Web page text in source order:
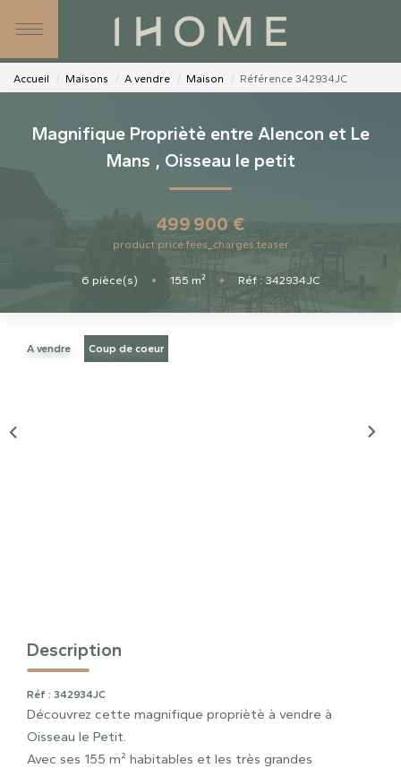
SIMULATEURS
NOS AGENCES
NOS CONSEILLERS
CONTACT
Accueil Maisons A vendre Maison Référence 342934JC
Magnifique Propriètè entre Alencon et Le
Mans , Oisseau le petit
499 900 €
product.price.fees_charges.teaser
6 pièce(s) • 155 m² • Réf : 342934JC
A vendre Coup de coeur
Description
Réf : 342934JC
Découvrez cette magnifique propriètè à vendre à
Oisseau le Petit.
Avec ses 155 m² habitables et les très grandes